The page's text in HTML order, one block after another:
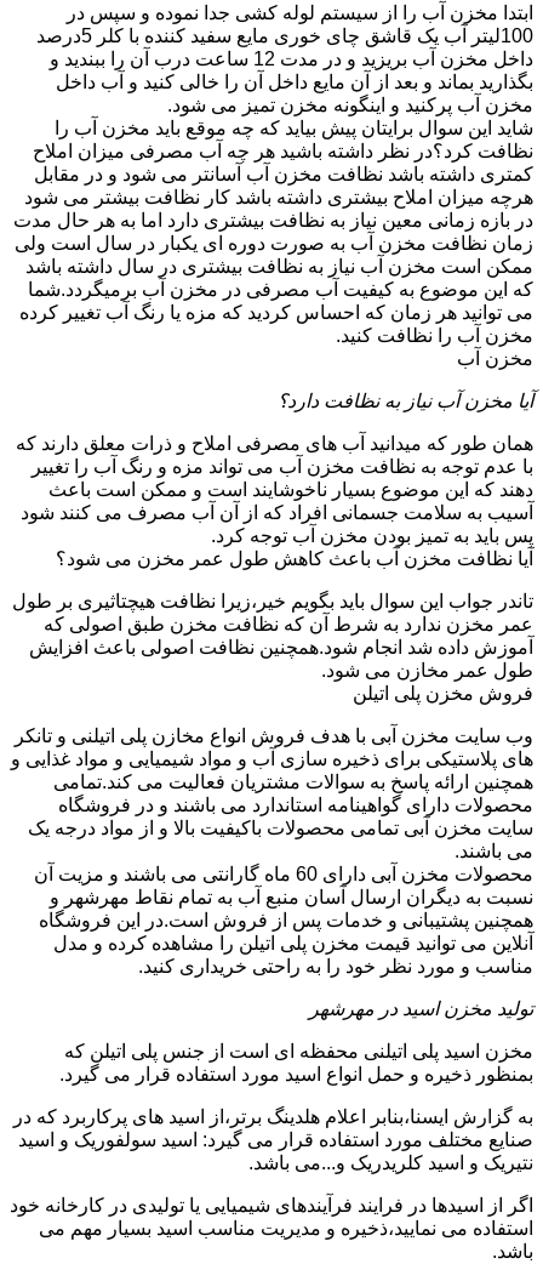
ابتدا مخزن آب را از سیستم لوله کشی جدا نموده و سپس در
100لیتر آب یک قاشق چای خوری مایع سفید کننده با کلر 5درصد
داخل مخزن آب بریزید و در مدت 12 ساعت درب آن را ببندید و
بگذارید بماند و بعد از آن مایع داخل آن را خالی کنید و آب داخل
مخزن آب پرکنید و اینگونه مخزن تمیز می شود.
شاید این سوال برایتان پیش بیاید که چه موقع باید مخزن آب را
نظافت کرد؟در نظر داشته باشید هر چه آب مصرفی میزان املاح
کمتری داشته باشد نظافت مخزن آب آسانتر می شود و در مقابل
هرچه میزان املاح بیشتری داشته باشد کار نظافت بیشتر می شود
در بازه زمانی معین نیاز به نظافت بیشتری دارد اما به هر حال مدت
زمان نظافت مخزن آب به صورت دوره ای یکبار در سال است ولی
ممکن است مخزن آب نیاز به نظافت بیشتری در سال داشته باشد
که این موضوع به کیفیت آب مصرفی در مخزن آب برمیگردد.شما
می توانید هر زمان که احساس کردید که مزه یا رنگ آب تغییر کرده
مخزن آب را نظافت کنید.
مخزن آب
آیا مخزن آب نیاز به نظافت دارد؟
همان طور که میدانید آب های مصرفی املاح و ذرات معلق دارند که
با عدم توجه به نظافت مخزن آب می تواند مزه و رنگ آب را تغییر
دهند که این موضوع بسیار ناخوشایند است و ممکن است باعث
آسیب به سلامت جسمانی افراد که از آن آب مصرف می کنند شود
پس باید به تمیز بودن مخزن آب توجه کرد.
آیا نظافت مخزن آب باعث کاهش طول عمر مخزن می شود؟
تاندر جواب این سوال باید بگویم خیر،زیرا نظافت هیچتاثیری بر طول
عمر مخزن ندارد به شرط آن که نظافت مخزن طبق اصولی که
آموزش داده شد انجام شود.همچنین نظافت اصولی باعث افزایش
طول عمر مخازن می شود.
فروش مخزن پلی اتیلن
وب سایت مخزن آبی با هدف فروش انواع مخازن پلی اتیلنی و تانکر
های پلاستیکی برای ذخیره سازی آب و مواد شیمیایی و مواد غذایی و
همچنین ارائه پاسخ به سوالات مشتریان فعالیت می کند.تمامی
محصولات دارای گواهینامه استاندارد می باشند و در فروشگاه
سایت مخزن آبی تمامی محصولات باکیفیت بالا و از مواد درجه یک
می باشند.
محصولات مخزن آبی دارای 60 ماه گارانتی می باشند و مزیت آن
نسبت به دیگران ارسال آسان منبع آب به تمام نقاط مهرشهر و
همچنین پشتیبانی و خدمات پس از فروش است.در این فروشگاه
آنلاین می توانید قیمت مخزن پلی اتیلن را مشاهده کرده و مدل
مناسب و مورد نظر خود را به راحتی خریداری کنید.
تولید مخزن اسید در مهرشهر
مخزن اسید پلی اتیلنی محفظه ای است از جنس پلی اتیلن که
بمنظور ذخیره و حمل انواع اسید مورد استفاده قرار می گیرد.
به گزارش ایسنا،بنابر اعلام هلدینگ برتر،از اسید های پرکاربرد که در
صنایع مختلف مورد استفاده قرار می گیرد: اسید سولفوریک و اسید
نتیریک و اسید کلریدریک و...می باشد.
اگر از اسیدها در فرایند فرآیندهای شیمیایی یا تولیدی در کارخانه خود
استفاده می نمایید،ذخیره و مدیریت مناسب اسید بسیار مهم می
باشد.